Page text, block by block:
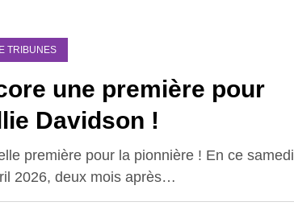
TRIBUNES
une première pour
Davidson !
première pour la pionnière ! En ce samedi
2026, deux mois après…